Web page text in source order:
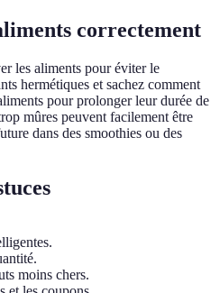
correctement
les aliments pour éviter le
hermétiques et sachez comment
pour prolonger leur durée de
mûres peuvent facilement être
dans des smoothies ou des
moins chers.